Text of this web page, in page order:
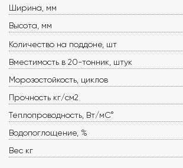
Ширина, мм
Высота, мм
Количество на поддоне, шт
Вместимость в 20-тонник, штук
Морозостойкость, циклов
Прочность кг/см2
Теплопроводность, Вт/мС°
Водопоглощение, %
Вес кг